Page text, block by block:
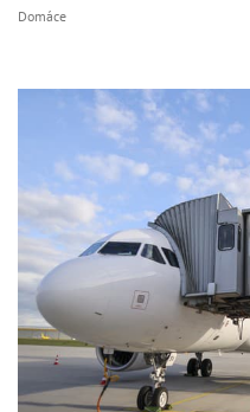
Domáce